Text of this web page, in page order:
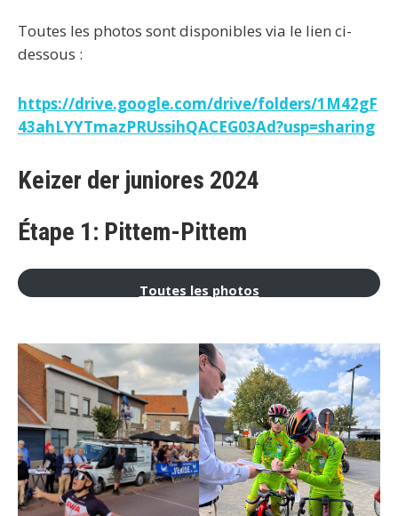
Toutes les photos sont disponibles via le lien ci-
dessous :
https://drive.google.com/drive/folders/1M42gF
43ahLYYTmazPRUssihQACEG03Ad?usp=sharing
Keizer der juniores 2024
Étape 1: Pittem-Pittem
Toutes les photos